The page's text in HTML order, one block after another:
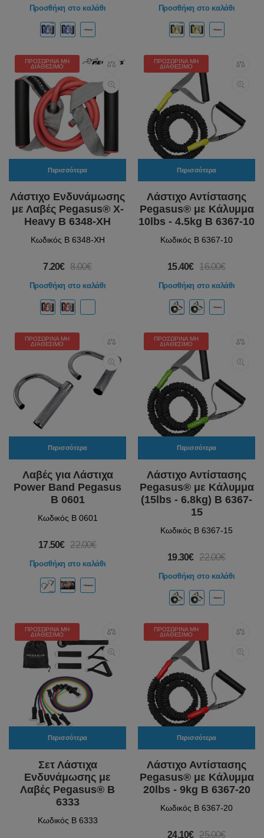
Προσθήκη στο καλάθι Προσθήκη στο καλάθι
ΠΡΟΣΩΡΙΝΆ ΜΗ
ΔΙΑΘΈΣΙΜΟ
Περισσότερα
Λάστιχο Ενδυνάμωσης
με Λαβές Pegasus® X-
Heavy Β 6348-XH
Κωδικός Β 6348-XH
7.20€ 8.00€
Προσθήκη στο καλάθι
ΠΡΟΣΩΡΙΝΆ ΜΗ
ΔΙΑΘΈΣΙΜΟ
Περισσότερα
Λάστιχο Αντίστασης
Pegasus® με Κάλυμμα
10lbs - 4.5kg Β 6367-10
Κωδικός Β 6367-10
15.40€ 16.00€
Προσθήκη στο καλάθι
ΠΡΟΣΩΡΙΝΆ ΜΗ
ΔΙΑΘΈΣΙΜΟ
Περισσότερα
Λαβές για Λάστιχα
Power Band Pegasus
Β 0601
Κωδικός Β 0601
17.50€ 22.00€
Προσθήκη στο καλάθι
ΠΡΟΣΩΡΙΝΆ ΜΗ
ΔΙΑΘΈΣΙΜΟ
Περισσότερα
Λάστιχο Αντίστασης
Pegasus® με Κάλυμμα
(15lbs - 6.8kg) Β 6367-
15
Κωδικός Β 6367-15
19.30€ 22.00€
Προσθήκη στο καλάθι
ΠΡΟΣΩΡΙΝΆ ΜΗ
ΔΙΑΘΈΣΙΜΟ
Περισσότερα
Σετ Λάστιχα
Ενδυνάμωσης με
Λαβές Pegasus® Β
6333
Κωδικός Β 6333
ΠΡΟΣΩΡΙΝΆ ΜΗ
ΔΙΑΘΈΣΙΜΟ
Περισσότερα
Λάστιχο Αντίστασης
Pegasus® με Κάλυμμα
20lbs - 9kg Β 6367-20
Κωδικός Β 6367-20
24.10€ 25.00€